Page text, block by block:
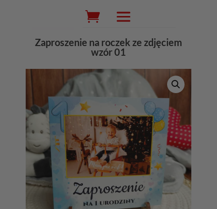
Wyszukiwarka
produktów
Zaproszenie na roczek ze zdjęciem
wzór 01